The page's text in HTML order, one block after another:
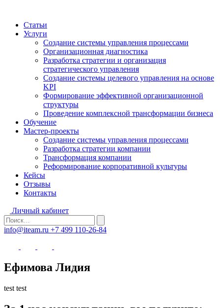
Статьи
Услуги
Создание системы управления процессами
Организационная диагностика
Разработка стратегии и организация
стратегического управления
Создание системы целевого управления на основе
KPI
Формирование эффективной организационной
структуры
Проведение комплексной трансформации бизнеса
Обучение
Мастер-проекты
Создание системы управления процессами
Разработка стратегии компании
Трансформация компании
Реформирование корпоративной культуры
Кейсы
Отзывы
Контакты
Личный кабинет
info@iteam.ru +7 499 110-26-84
Ефимова Лидия
test test